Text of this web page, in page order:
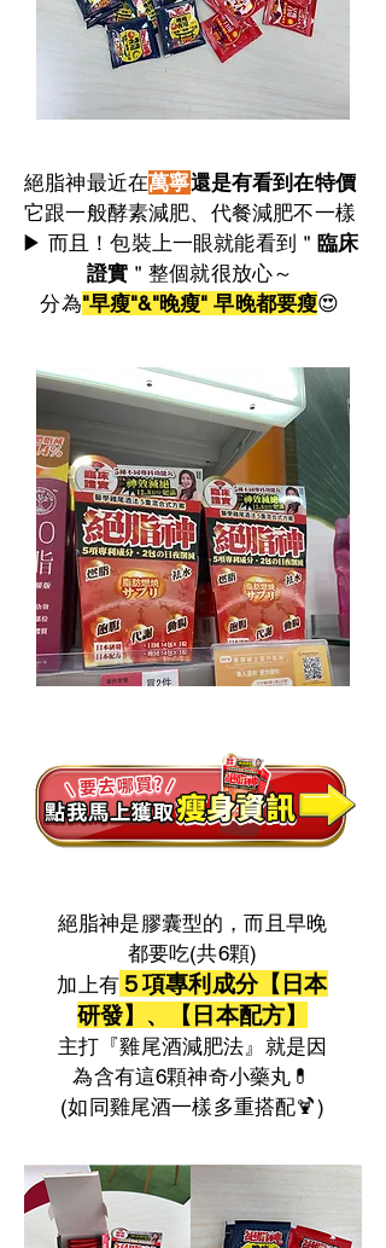
絕脂神最近在萬寧還是有看到在特價
它跟一般酵素減肥、代餐減肥不一樣
▶ 而且！包裝上一眼就能看到＂ 臨床
證實＂整個就很放心～
分為"早瘦"&"晚瘦" 早晚都要瘦😍
絕脂神是膠囊型的，而且早晚
都要吃(共6顆)
加上有５項專利成分【日本
研發】、【日本配方】
主打『雞尾酒減肥法』就是因
為含有這6顆神奇小藥丸💊
​(如同雞尾酒一樣多重搭配🍹)